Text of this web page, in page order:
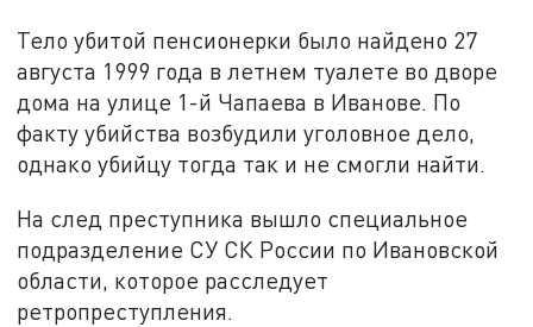
Тело убитой пенсионерки было найдено 27
августа 1999 года в летнем туалете во дворе
дома на улице 1-й Чапаева в Иванове. По
факту убийства возбудили уголовное дело,
однако убийцу тогда так и не смогли найти.
На след преступника вышло специальное
подразделение СУ СК России по Ивановской
области, которое расследует
ретропреступления.